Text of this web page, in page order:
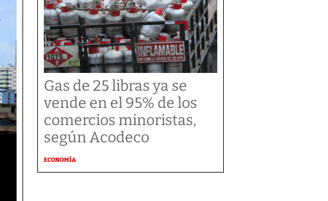
Gas de 25 libras ya se
vende en el 95% de los
comercios minoristas,
según Acodeco
ECONOMÍA